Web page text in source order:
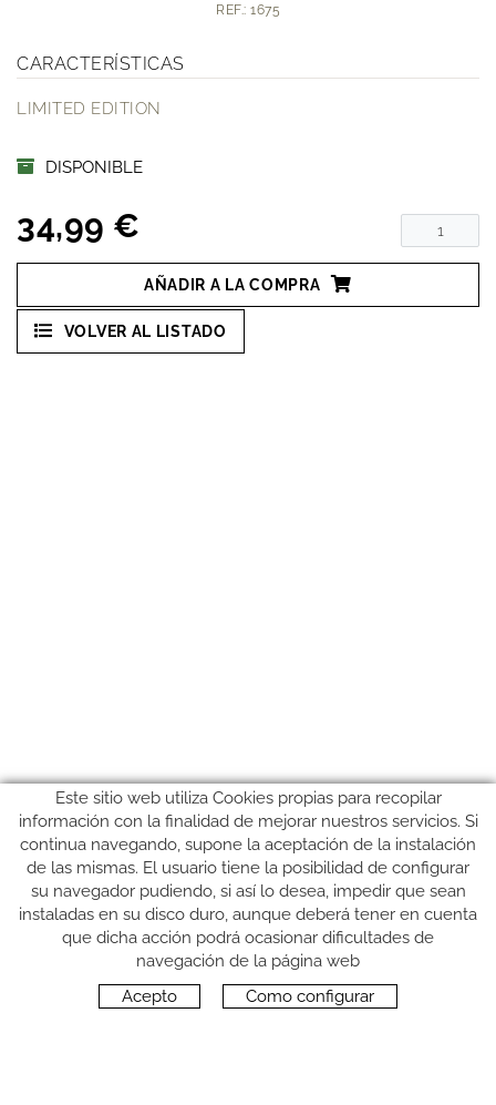
REF.: 1675
CARACTERÍSTICAS
LIMITED EDITION
DISPONIBLE
34,99 €
AÑADIR A LA COMPRA
VOLVER AL LISTADO
SÍGUENOS
Este sitio web utiliza Cookies propias para recopilar
información con la finalidad de mejorar nuestros servicios. Si
continua navegando, supone la aceptación de la instalación
de las mismas. El usuario tiene la posibilidad de configurar
su navegador pudiendo, si así lo desea, impedir que sean
instaladas en su disco duro, aunque deberá tener en cuenta
que dicha acción podrá ocasionar dificultades de
navegación de la página web
Acepto
Como configurar